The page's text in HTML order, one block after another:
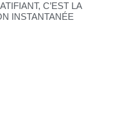
C’EST LA
INSTANTANÉE